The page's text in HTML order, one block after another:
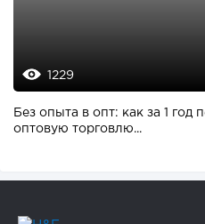
1229
Без опыта в опт: как за 1 год
оптовую торговлю...